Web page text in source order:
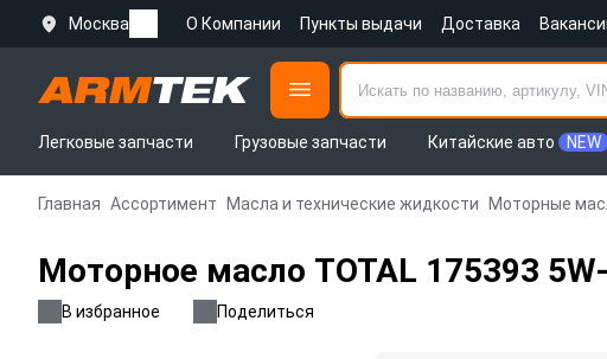
Москва О Компании Пункты выдачи Доставка
Легковые запчасти
Грузовые запчасти Китайские авто NEW
Главная Ассортимент Масла и технические жидкости Моторные
Моторное масло TOTAL 175393
В избранное Поделиться